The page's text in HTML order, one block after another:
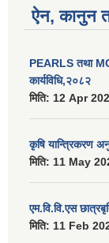
ऐन, कानुन
PEARLS तथा
कार्यविधि,२०८२
मिति: 12 Apr
कृषि यान्त्रिकरण
मिति: 11 May
एम.वि.वि.एस
मिति: 11 Feb